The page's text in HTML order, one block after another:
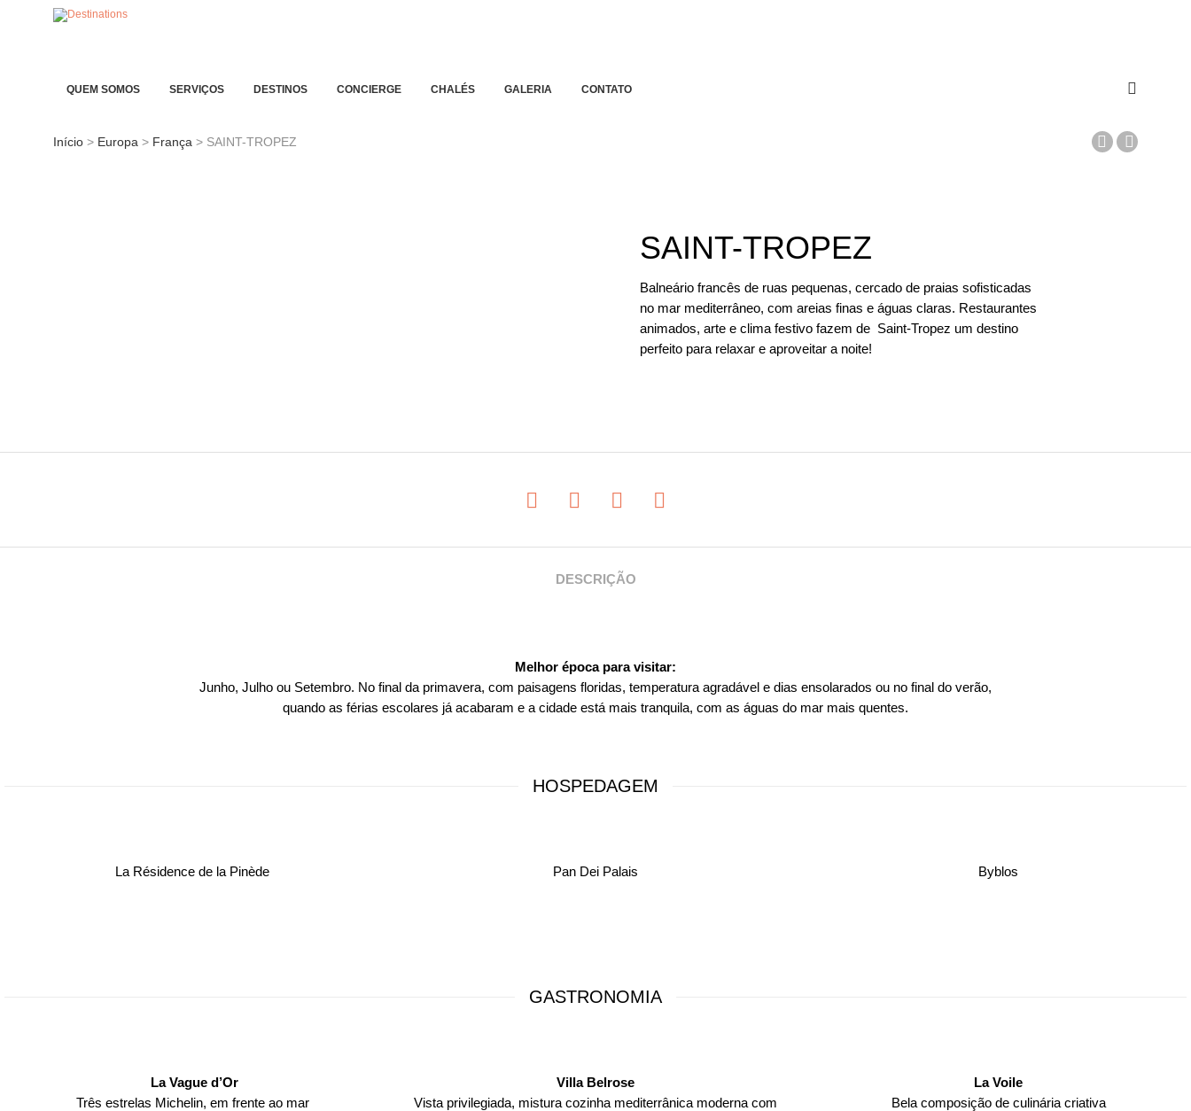
QUEM SOMOS SERVIÇOS DESTINOS CONCIERGE CHALÉS GALERIA CONTATO
Início > Europa > França > SAINT-TROPEZ
SAINT-TROPEZ
Balneário francês de ruas pequenas, cercado de praias sofisticadas
no mar mediterrâneo, com areias finas e águas claras. Restaurantes
animados, arte e clima festivo fazem de Saint-Tropez um destino
perfeito para relaxar e aproveitar a noite!
DESCRIÇÃO
Melhor época para visitar:
Junho, Julho ou Setembro. No final da primavera, com paisagens floridas, temperatura agradável e dias ensolarados ou no final do verão,
quando as férias escolares já acabaram e a cidade está mais tranquila, com as águas do mar mais quentes.
HOSPEDAGEM
La Résidence de la Pinède Pan Dei Palais Byblos
GASTRONOMIA
La Vague d’Or
Três estrelas Michelin, em frente ao mar
Villa Belrose
Vista privilegiada, mistura cozinha mediterrânica moderna com
La Voile
Bela composição de culinária criativa
C
a